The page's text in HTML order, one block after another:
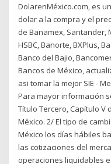
DolarenMéxico.com, es
dolar a la compra y el
de Banamex, Santander,
HSBC, Banorte, BXPlus,
Banco del Bajio,
Bancos de México,
asi tomar la mejor SIE -
Para mayor información
Título Tercero, Capítulo V
México. 2/ El tipo de
México los días hábiles
las cotizaciones del
operaciones liquidables